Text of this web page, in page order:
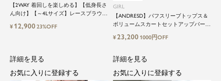
【2WAY 着回しを楽しめる】【低身長さ
ん向け】【～4Lサイズ】レースブラウス
ング結婚式ワンピース
¥ 12,90023%OFF
GIRL
【ANDRESD】パフスリーブトップス＆
ボリュームスカートセットアップパーテ
¥23,200 1000円OFF
詳細を見る
お気に入りに登録する
詳細を見る
お気に入りに登録する